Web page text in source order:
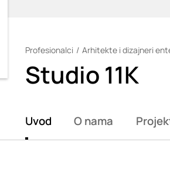
Profesionalci Arhitekte i dizajneri
Studio 11K
Uvod O nama